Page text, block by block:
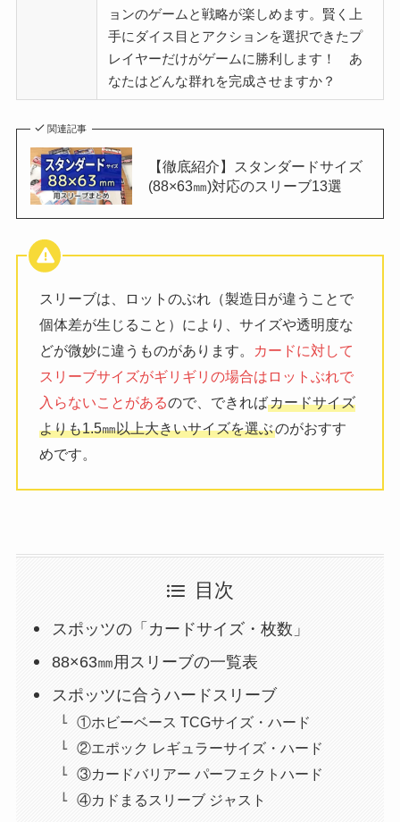
ョンのゲームと戦略が楽しめます。賢く上
手にダイス目とアクションを選択できたプ
レイヤーだけがゲームに勝利します！ あ
なたはどんな群れを完成させますか？
関連記事
【徹底紹介】スタンダードサイズ
(88×63㎜)対応のスリーブ13選
スリーブは、ロットのぶれ（製造日が違うことで
個体差が生じること）により、サイズや透明度な
どが微妙に違うものがあります。
カードに対して
スリーブサイズがギリギリの場合はロットぶれで
入らないことがあるので、できればカードサイズ
よりも1.5㎜以上大きいサイズを選ぶのがおすす
めです。
目次
スポッツの「カードサイズ・枚数」
88×63㎜用スリーブの一覧表
スポッツに合うハードスリーブ
①ホビーベース TCGサイズ・ハード
②エポック レギュラーサイズ・ハード
③カードバリアー パーフェクトハード
④カドまるスリーブ ジャスト